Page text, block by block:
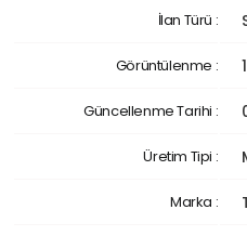
İlan Türü :
Görüntülenme :
Güncellenme Tarihi :
Üretim Tipi :
Marka :